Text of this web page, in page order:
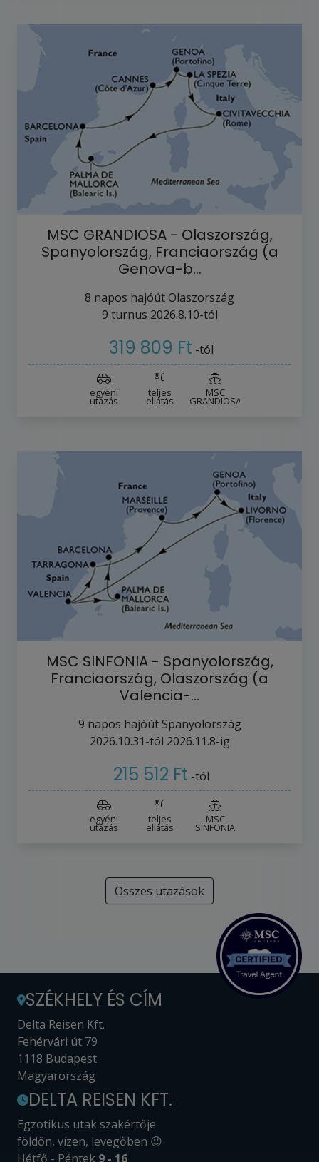
MSC GRANDIOSA - Olaszország,
Spanyolország, Franciaország (a
Genova-b…
8 napos hajóútOlaszország
9 turnus 2026.8.10-tól
319 809 Ft -tól
egyéni
utazás
teljes
ellátás
MSC
GRANDIOSA
MSC SINFONIA - Spanyolország,
Franciaország, Olaszország (a
Valencia-…
9 napos hajóút Spanyolország
2026.10.31-tól 2026.11.8-ig
215 512 Ft -tól
egyéni
utazás
teljes
ellátás
MSC
SINFONIA
Összes utazások
SZÉKHELY ÉS CÍM
Delta Reisen Kft.
Fehérvári út 79
1118 Budapest
Magyarország
DELTA REISEN KFT.
Egzotikus utak szakértője
földön, vízen, levegőben 😉
Hétfő - Péntek 9 - 16